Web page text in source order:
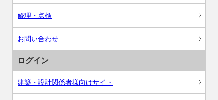
修理・点検
お問い合わせ
ログイン
建築・設計関係者様向けサイト